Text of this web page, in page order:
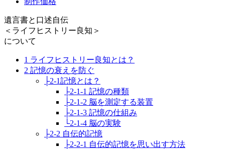
遺言書と口述自伝
＜ライフヒストリー良知＞
について
1 ライフヒストリー良知とは？
2 記憶の衰えを防ぐ
├2-1記憶とは？
├2-1-1 記憶の種類
├2-1-2 脳を測定する装置
├2-1-3 記憶の仕組み
└2-1-4 脳の実験
├2-2 自伝的記憶
├2-2-1 自伝的記憶を思い出す方法